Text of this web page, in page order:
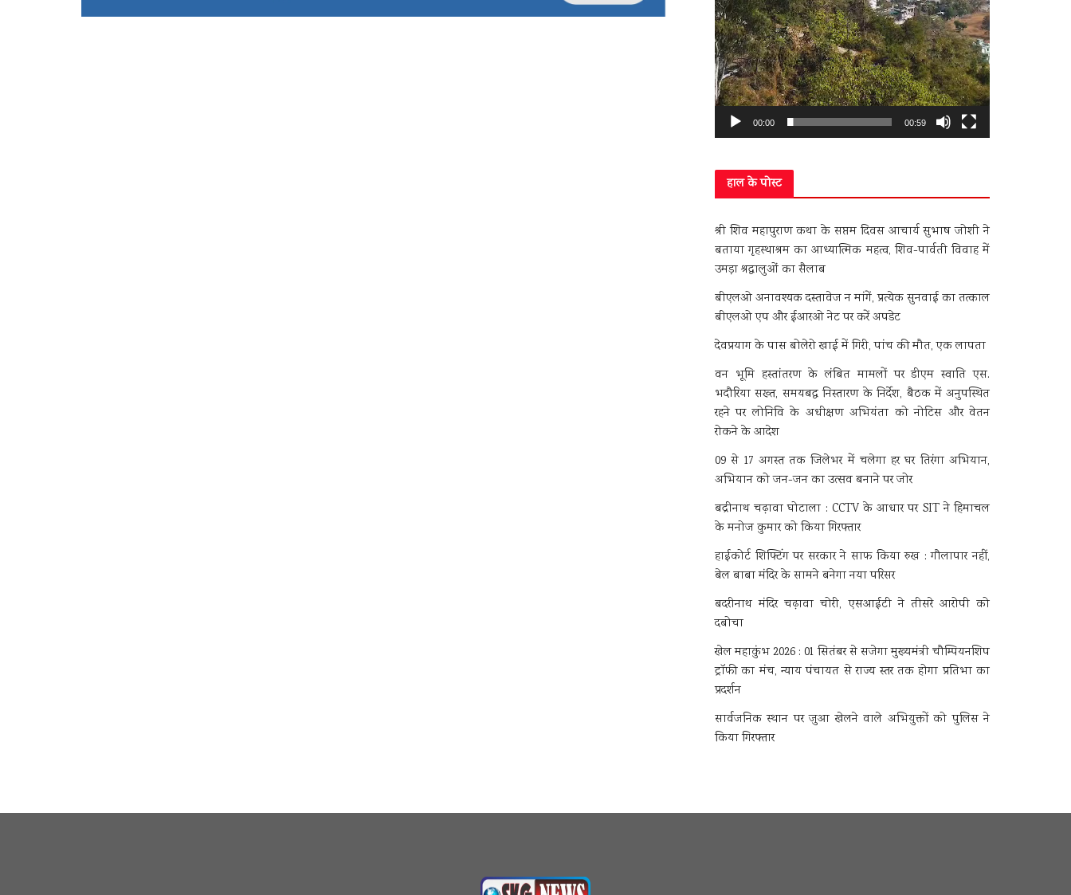
00:00 00:59
हाल के पोस्ट
श्री शिव महापुराण कथा के सप्तम दिवस आचार्य सुभाष जोशी ने
बताया गृहस्थाश्रम का आध्यात्मिक महत्व, शिव-पार्वती विवाह में
उमड़ा श्रद्धालुओं का सैलाब
बीएलओ अनावश्यक दस्तावेज न मांगें, प्रत्येक सुनवाई का तत्काल
बीएलओ एप और ईआरओ नेट पर करें अपडेट
देवप्रयाग के पास बोलेरो खाई में गिरी, पांच की मौत, एक लापता
वन भूमि हस्तांतरण के लंबित मामलों पर डीएम स्वाति एस.
भदौरिया सख्त, समयबद्ध निस्तारण के निर्देश, बैठक में अनुपस्थित
रहने पर लोनिवि के अधीक्षण अभियंता को नोटिस और वेतन
रोकने के आदेश
09 से 17 अगस्त तक जिलेभर में चलेगा हर घर तिरंगा अभियान,
अभियान को जन-जन का उत्सव बनाने पर जोर
बद्रीनाथ चढ़ावा घोटाला : CCTV के आधार पर SIT ने हिमाचल
के मनोज कुमार को किया गिरफ्तार
हाईकोर्ट शिफ्टिंग पर सरकार ने साफ किया रुख : गौलापार नहीं,
बेल बाबा मंदिर के सामने बनेगा नया परिसर
बदरीनाथ मंदिर चढ़ावा चोरी, एसआईटी ने तीसरे आरोपी को
दबोचा
खेल महाकुंभ 2026 : 01 सितंबर से सजेगा मुख्यमंत्री चौम्पियनशिप
ट्रॉफी का मंच, न्याय पंचायत से राज्य स्तर तक होगा प्रतिभा का
प्रदर्शन
सार्वजनिक स्थान पर जुआ खेलने वाले अभियुक्तों को पुलिस ने
किया गिरफ्तार